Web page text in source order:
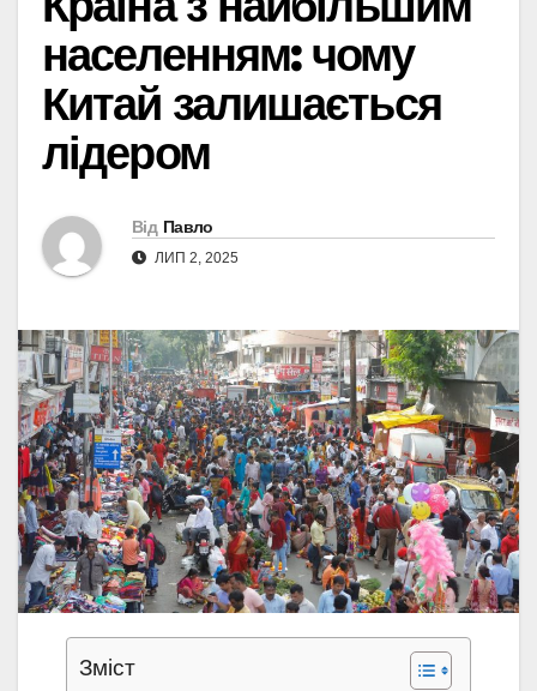
населенням: чому
Китай залишається
лідером
Від Павло
ЛИП 2, 2025
Зміст